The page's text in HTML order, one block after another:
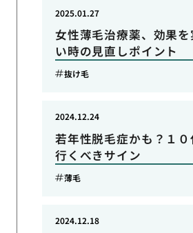
女性薄毛治療薬、効果
い時の見直しポイント
2025.01.27
抜け毛
若年性脱毛症かも？１
行くべきサイン
2024.12.24
薄毛
2024.12.18